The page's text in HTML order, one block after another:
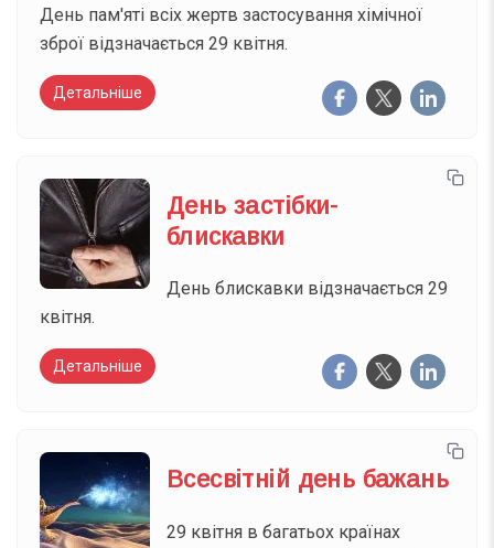
День пам'яті всіх жертв застосування хімічної
зброї відзначається 29 квітня.
Детальніше
День застібки-
блискавки
День блискавки відзначається 29
квітня.
Детальніше
Всесвітній день бажань
29 квітня в багатьох країнах